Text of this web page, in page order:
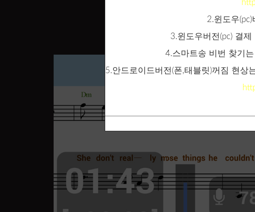
2.윈도우
3.윈도우버전(pc) 결
4.스마트송 비번 찾기
5.안드로이드버전(폰,태블릿)꺼짐 현